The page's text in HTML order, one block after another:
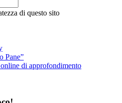
di questo sito
Pane”
di approfondimento